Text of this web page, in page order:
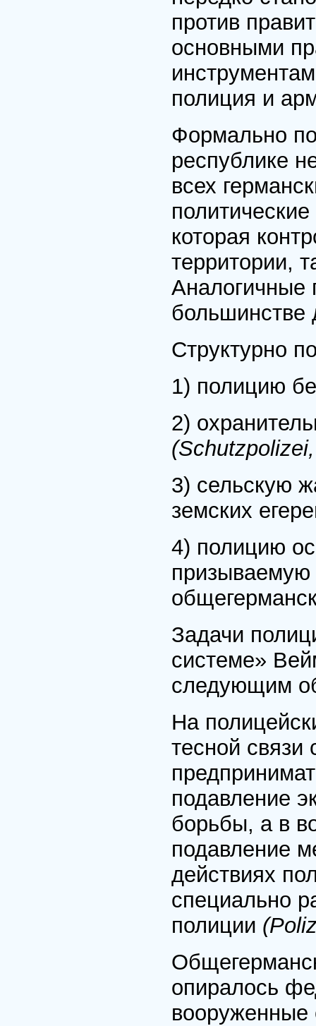
против
основными
полиция и
Формально
республике
всех
которая
территории,
Аналогичные
большинстве
Структурно
1) полицию
2)
3) сельскую
земских
4) полицию
призываемую
Задачи
системе»
следующим
На
тесной связи
подавление
борьбы, а в
подавление
действиях
специально
полиции
опиралось